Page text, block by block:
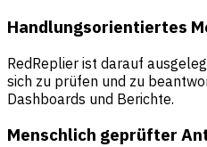
Handlungsorientiertes
RedReplier ist darauf
sich zu prüfen und zu
Dashboards und Berichte.
Menschlich geprüfter